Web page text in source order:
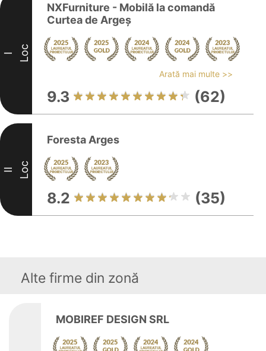
I Loc
NXFurniture - Mobilă la comandă
Curtea de Argeș
Arată mai multe >>
9.3 (62)
II Loc
Foresta Arges
8.2 (35)
Alte firme din zonă
MOBIREF DESIGN SRL